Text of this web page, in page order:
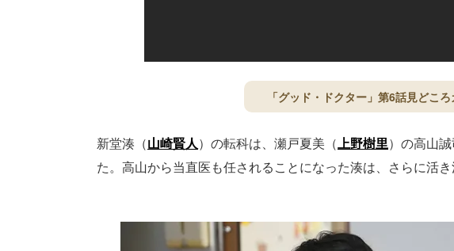
「グッド・ドクター」第6話見どこ
新堂湊（山崎賢人）の転科は、瀬戸夏美（上野樹里）の高山
た。高山から当直医も任されることになった湊は、さらに活き